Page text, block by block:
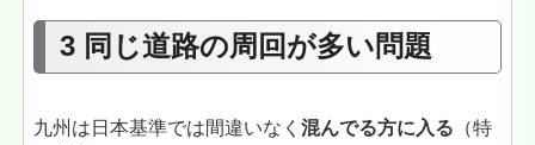
3 同じ道路の周回が多い問題
九州は日本基準では間違いなく混んでる方に入る （特